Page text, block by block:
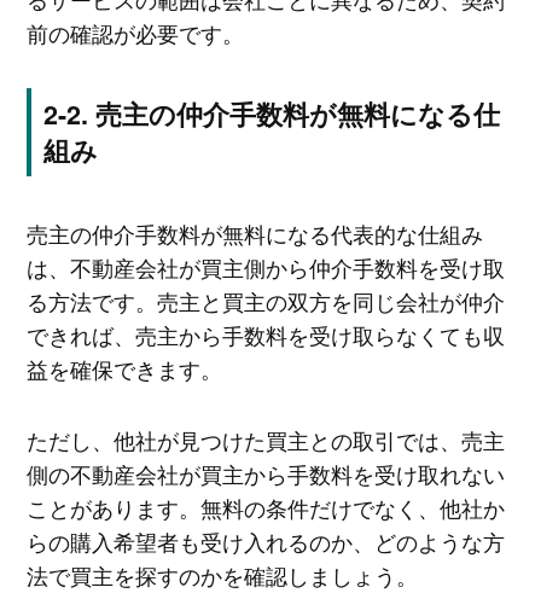
前の確認が必要です。
売主の仲介手数料が無料になる仕
組み
売主の仲介手数料が無料になる代表的な仕組み
は、不動産会社が買主側から仲介手数料を受け取
る方法です。売主と買主の双方を同じ会社が仲介
できれば、売主から手数料を受け取らなくても収
益を確保できます。
ただし、他社が見つけた買主との取引では、売主
側の不動産会社が買主から手数料を受け取れない
ことがあります。無料の条件だけでなく、他社か
らの購入希望者も受け入れるのか、どのような方
法で買主を探すのかを確認しましょう。